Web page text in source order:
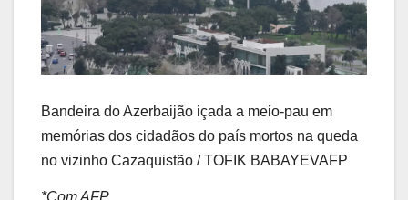
Bandeira do Azerbaijão içada a meio-pau em
memórias dos cidadãos do país mortos na queda
no vizinho Cazaquistão / TOFIK BABAYEVAFP
*Com AFP